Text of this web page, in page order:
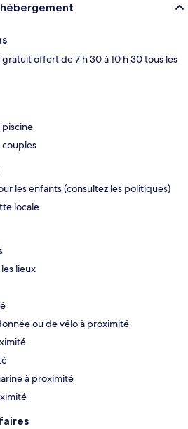
offert de 7 h 30 à 10 h 30 tous les
piscine
couples
les enfants (consultez les politiques)
locale
lieux
ou de vélo à proximité
à proximité